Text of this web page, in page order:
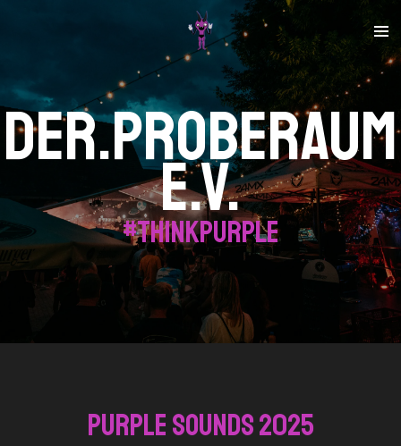
Der.Proberaum
e.v.
#thinkpurple
Purple Sounds 2025